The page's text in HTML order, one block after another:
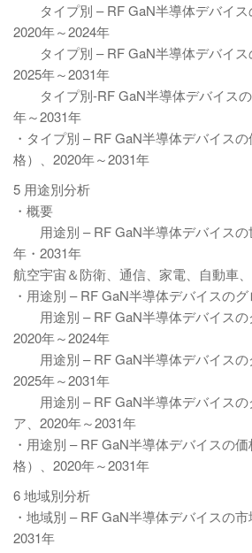
タイプ別 – RF GaN半導体デバイス
2020年～2024年
タイプ別 – RF GaN半導体デバイス
2025年～2031年
タイプ別-RF GaN半導体デバイスの
年～2031年
・タイプ別 – RF GaN半導体デバイス
格）、2020年～2031年
5 用途別分析
・概要
用途別 – RF GaN半導体デバイスの
年・2031年
航空宇宙＆防衛、通信、家電、自動車
・用途別 – RF GaN半導体デバイスの
用途別 – RF GaN半導体デバイスの
2020年～2024年
用途別 – RF GaN半導体デバイスの
2025年～2031年
用途別 – RF GaN半導体デバイスの
ア、2020年～2031年
・用途別 – RF GaN半導体デバイスの
格）、2020年～2031年
6 地域別分析
・地域別 – RF GaN半導体デバイスの市
2031年